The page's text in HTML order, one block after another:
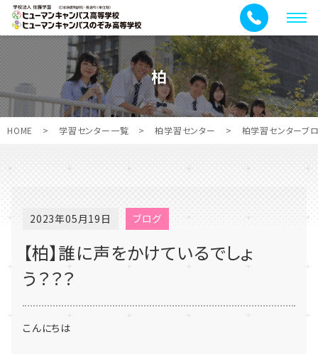
メ
ニ
ュ
ー
柏
HOME > 学習センター一覧 > 柏学習センター > 柏学習センターブ
2023年05月19日 ブログ
【柏】誰に声をかけているでしょ
う？？？
こんにちは